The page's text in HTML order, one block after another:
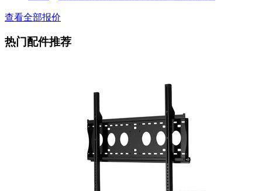
查看全部报价
热门配件推荐